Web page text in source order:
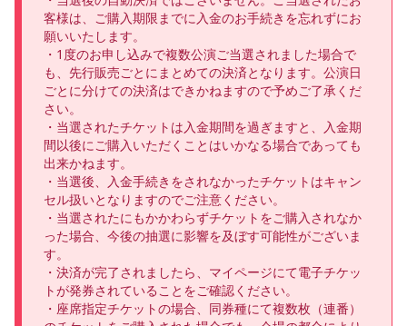
客様は、ご購入期限までに入金のお手続きを忘れずにお
願いいたします。
・1度のお申し込みで複数公演ご当選されました場合で
も、先行販売ごとにまとめての決済となります。公演日
ごとに分けての決済はできかねますので予めご了承くだ
さい。
・当選されたチケットは入金期間を過ぎますと、入金期
間以後にご購入いただくことはいかなる場合であっても
出来かねます。
・当選後、入金手続きをされなかったチケットはキャン
セル扱いとなりますのでご注意ください。
・当選されたにもかかわらずチケットをご購入されなか
った場合、今後の抽選に影響を及ぼす可能性がございま
す。
・決済が完了されましたら、マイページにて電子チケッ
トが発券されていることをご確認ください。
・座席指定チケットの場合、同券種にて複数枚（連番）